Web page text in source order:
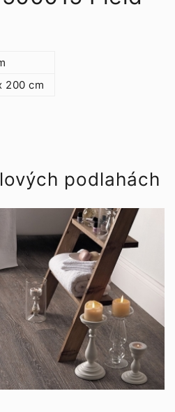
200 cm
podlahách